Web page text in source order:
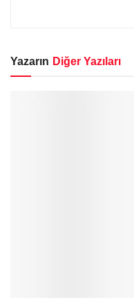
Yazarın Diğer Yazıları